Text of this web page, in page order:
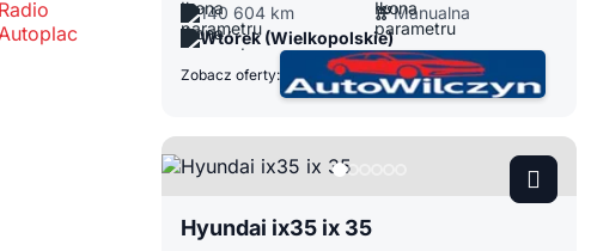
140 604 km
Manualna
Wtórek (Wielkopolskie)
Zobacz oferty:
Hyundai ix35 ix 35